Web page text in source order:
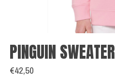
PINGUIN SWEATER
€42,50